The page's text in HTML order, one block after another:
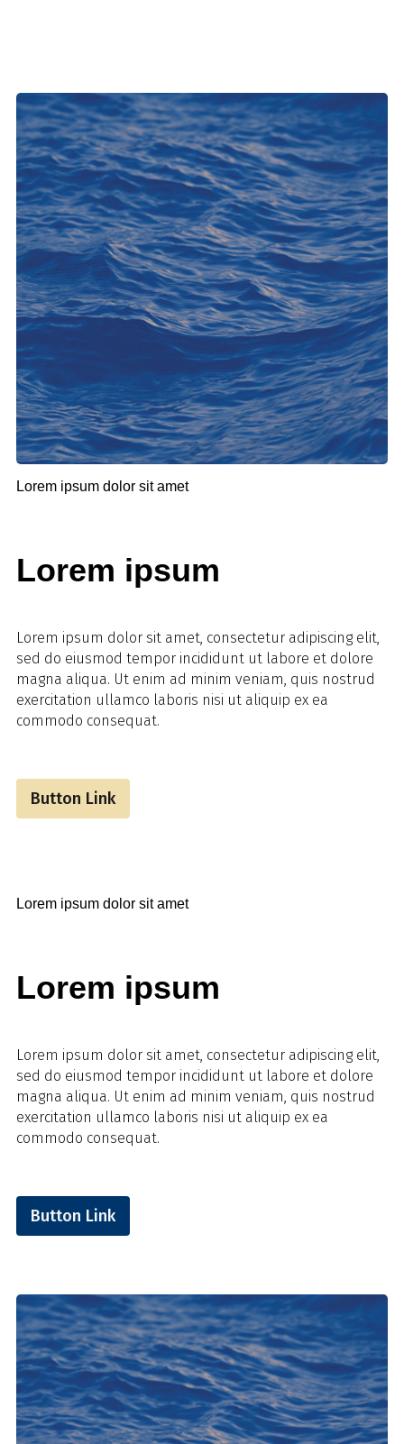
Lorem ipsum dolor sit amet
Lorem ipsum
Lorem ipsum dolor sit amet, consectetur adipiscing elit,
sed do eiusmod tempor incididunt ut labore et dolore
magna aliqua. Ut enim ad minim veniam, quis nostrud
exercitation ullamco laboris nisi ut aliquip ex ea
commodo consequat.
Button Link
Lorem ipsum dolor sit amet
Lorem ipsum
Lorem ipsum dolor sit amet, consectetur adipiscing elit,
sed do eiusmod tempor incididunt ut labore et dolore
magna aliqua. Ut enim ad minim veniam, quis nostrud
exercitation ullamco laboris nisi ut aliquip ex ea
commodo consequat.
Button Link